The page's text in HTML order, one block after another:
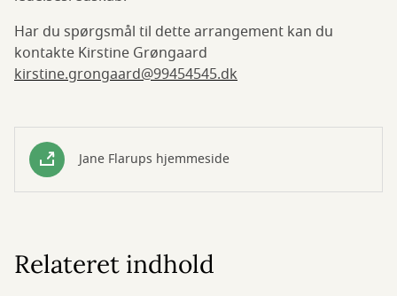
Har du spørgsmål til dette arrangement kan du
kontakte Kirstine Grøngaard
kirstine.grongaard@99454545.dk
Jane Flarups hjemmeside
Relateret indhold